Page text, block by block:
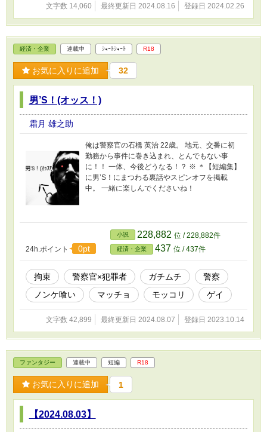
文字数 14,060 最終更新日 2024.08.16 登録日 2024.02.26
経済・企業 連載中 ｼｮｰﾄｼｮｰﾄ R18
お気に入りに追加 32
男’S！(オッス！)
霜月 雄之助
俺は警察官の石橋 英治 22歳。 地元、交番に初
勤務から事件に巻き込まれ、とんでもない事
に！！ 一体、今後どうなる！？ ※ ＊【短編集】
に男’S！にまつわる裏話やスピンオフを掲載
中。 一緒に楽しんでくださいね！
24h.ポイント 0pt
小説 228,882 位 / 228,882件
経済・企業 437 位 / 437件
拘束 警察官×犯罪者 ガチムチ
警察
ノンケ喰い
マッチョ モッコリ ゲイ
文字数 42,899 最終更新日 2024.08.07 登録日 2023.10.14
ファンタジー 連載中 短編 R18
お気に入りに追加 1
【2024.08.03】